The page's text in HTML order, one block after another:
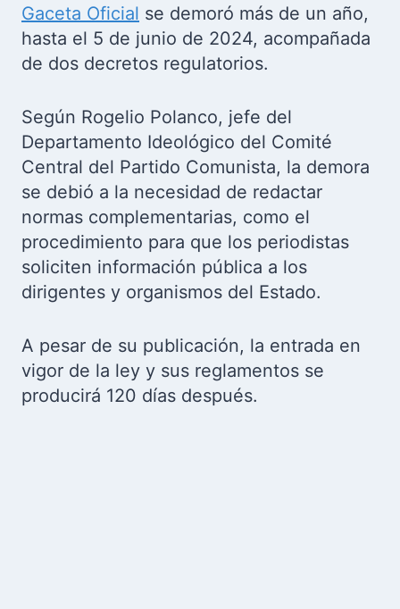
Gaceta Oficial se demoró más de un año,
hasta el 5 de junio de 2024, acompañada
de dos decretos regulatorios.
Según Rogelio Polanco, jefe del
Departamento Ideológico del Comité
Central del Partido Comunista, la demora
se debió a la necesidad de redactar
normas complementarias, como el
procedimiento para que los periodistas
soliciten información pública a los
dirigentes y organismos del Estado.
A pesar de su publicación, la entrada en
vigor de la ley y sus reglamentos se
producirá 120 días después.